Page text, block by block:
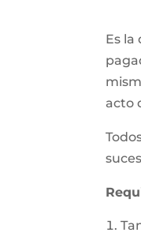
Es la
acto